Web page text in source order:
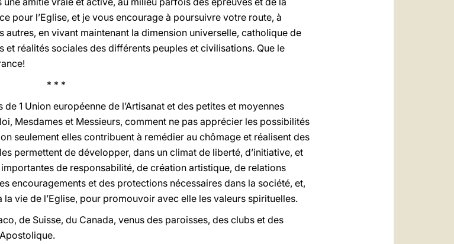
pour l’Eglise, et je vous encourage à poursuivre votre route, à
autres, en vivant maintenant la dimension universelle, catholique de
réalités sociales des différents peuples et civilisations. Que le
* * *
1 Union européenne de l’Artisanat et des petites et moyennes
Mesdames et Messieurs, comment ne pas apprécier les possibilités
seulement elles contribuent à remédier au chômage et réalisent des
permettent de développer, dans un climat de liberté, d’initiative, et
de responsabilité, de création artistique, de relations
encouragements et des protections nécessaires dans la société, et,
vie de l’Eglise, pour promouvoir avec elle les valeurs spirituelles.
de Suisse, du Canada, venus des paroisses, des clubs et des